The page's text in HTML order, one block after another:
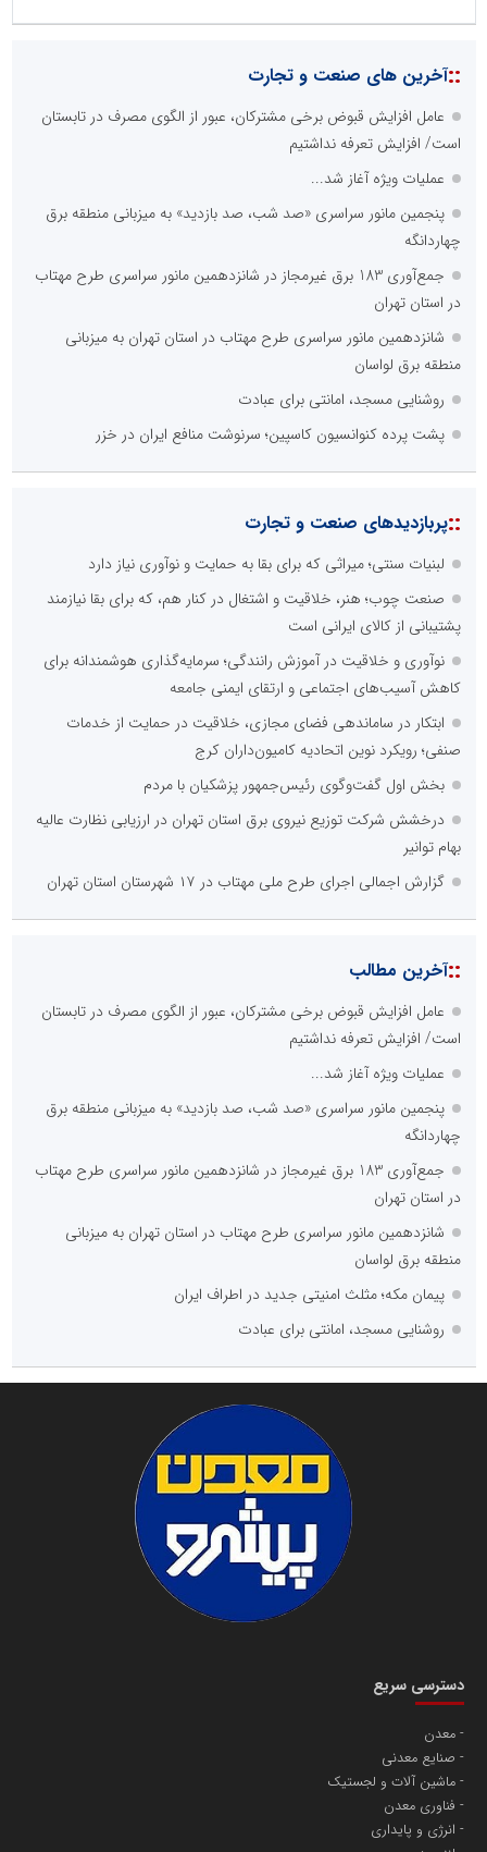
::آخرین های صنعت و تجارت
عامل افزایش قبوض برخی مشترکان، عبور از الگوی مصرف در تابستان
است/ افزایش تعرفه نداشتیم
عملیات ویژه آغاز شد...
پنجمین مانور سراسری «صد شب، صد بازدید» به میزبانی منطقه برق
چهاردانگه
جمع‌آوری 183 برق غیرمجاز در شانزدهمین مانور سراسری طرح مهتاب
در استان تهران
شانزدهمین مانور سراسری طرح مهتاب در استان تهران به میزبانی
منطقه برق لواسان
روشنایی مسجد، امانتی برای عبادت
پشت پرده کنوانسیون کاسپین؛ سرنوشت منافع ایران در خزر
::پربازدیدهای صنعت و تجارت
لبنیات سنتی؛ میراثی که برای بقا به حمایت و نوآوری نیاز دارد
صنعت چوب؛ هنر، خلاقیت و اشتغال در کنار هم، که برای بقا نیازمند
پشتیبانی از کالای ایرانی است
نوآوری و خلاقیت در آموزش رانندگی؛ سرمایه‌گذاری هوشمندانه برای
کاهش آسیب‌های اجتماعی و ارتقای ایمنی جامعه
ابتکار در ساماندهی فضای مجازی، خلاقیت در حمایت از خدمات
صنفی؛ رویکرد نوین اتحادیه کامیون‌داران کرج
بخش اول گفت‌وگوی رئیس‌جمهور پزشکیان با مردم
درخشش شرکت توزیع نیروی برق استان تهران در ارزیابی نظارت عالیه
بهام توانیر
گزارش اجمالی اجرای طرح ملی مهتاب در ۱۷ شهرستان استان تهران
::آخرین مطالب
عامل افزایش قبوض برخی مشترکان، عبور از الگوی مصرف در تابستان
است/ افزایش تعرفه نداشتیم
عملیات ویژه آغاز شد...
پنجمین مانور سراسری «صد شب، صد بازدید» به میزبانی منطقه برق
چهاردانگه
جمع‌آوری 183 برق غیرمجاز در شانزدهمین مانور سراسری طرح مهتاب
در استان تهران
شانزدهمین مانور سراسری طرح مهتاب در استان تهران به میزبانی
منطقه برق لواسان
پیمان مکه؛ مثلث امنیتی جدید در اطراف ایران
روشنایی مسجد، امانتی برای عبادت
دسترسی سریع
معدن
صنایع معدنی
ماشین آلات و لجستیک
فناوری معدن
انرژی و پایداری